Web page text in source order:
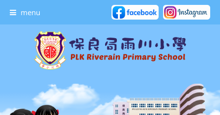
menu